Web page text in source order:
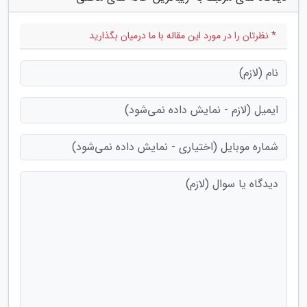
* نظرتان را در مورد این مقاله با ما درمیان بگذارید